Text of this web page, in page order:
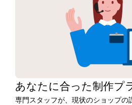
あなたに合った制作プ
専門スタッフが、現状のショップの